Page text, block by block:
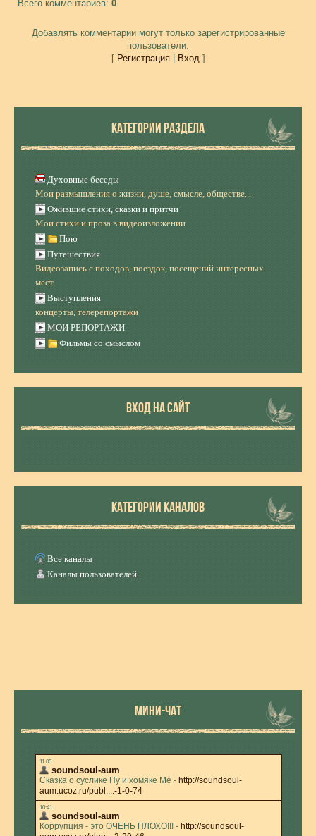
Всего комментариев: 0
Добавлять комментарии могут только зарегистрированные
пользователи.
[ Регистрация| Вход]
КАТЕГОРИИ РАЗДЕЛА
Духовные беседы
Мои размышления о жизни, душе, смысле, обществе...
Ожившие стихи, сказки и притчи
Мои стихи и проза в видеоизложении
Пою
Путешествия
Видеозапись с походов, поездок, посещений интересных
мест
Выступления
концерты, телерепортажи
МОИ РЕПОРТАЖИ
Фильмы со смыслом
ВХОД НА САЙТ
КАТЕГОРИИ КАНАЛОВ
Все каналы
Каналы пользователей
МИНИ-ЧАТ